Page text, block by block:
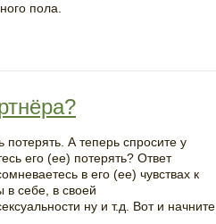
пола.
потерять. А теперь спросите у
его (ее) потерять? Ответ
в его (ее) чувствах к
в себе, в своей
ну и т.д. Вот и начните